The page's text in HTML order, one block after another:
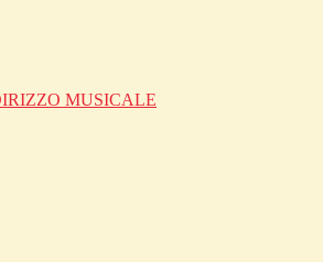
MUSICALE